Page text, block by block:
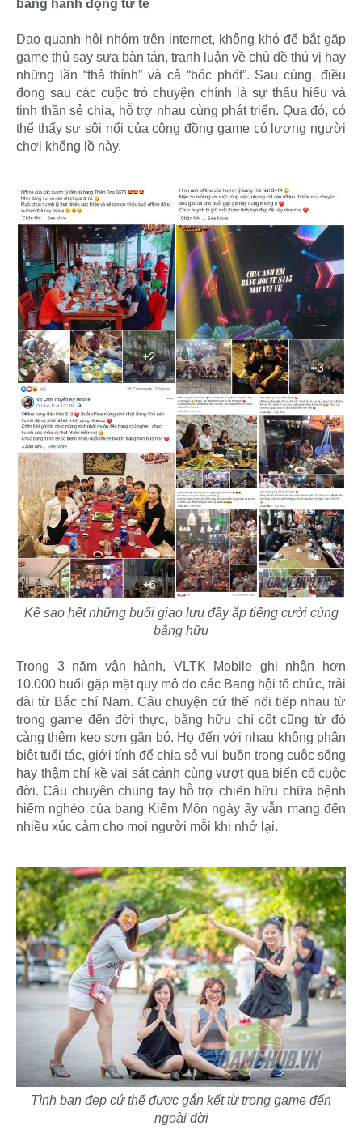
bằng hành động tử tế
Dạo quanh hội nhóm trên internet, không khó để bắt gặp
game thủ say sưa bàn tán, tranh luận về chủ đề thú vị hay
những lần “thả thính” và cả “bóc phốt”. Sau cùng, điều
đọng sau các cuộc trò chuyện chính là sự thấu hiểu và
tinh thần sẻ chia, hỗ trợ nhau cùng phát triển. Qua đó, có
thể thấy sự sôi nổi của cộng đồng game có lượng người
chơi khổng lồ này.
Kể sao hết những buổi giao lưu đầy ắp tiếng cười cùng
bằng hữu
Trong 3 năm vận hành, VLTK Mobile ghi nhận hơn
10.000 buổi gặp mặt quy mô do các Bang hội tổ chức, trải
dài từ Bắc chí Nam. Câu chuyện cứ thế nối tiếp nhau từ
trong game đến đời thực, bằng hữu chí cốt cũng từ đó
càng thêm keo sơn gắn bó. Họ đến với nhau không phân
biệt tuổi tác, giới tính để chia sẻ vui buồn trong cuộc sống
hay thậm chí kề vai sát cánh cùng vượt qua biến cố cuộc
đời. Câu chuyện chung tay hỗ trợ chiến hữu chữa bệnh
hiểm nghèo của bang Kiếm Môn ngày ấy vẫn mang đến
nhiều xúc cảm cho mọi người mỗi khi nhớ lại.
Tình bạn đẹp cứ thế được gắn kết từ trong game đến
ngoài đời